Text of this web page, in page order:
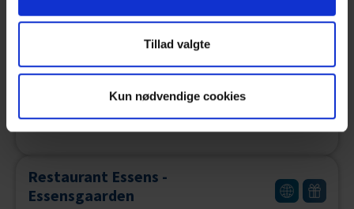
Tillad valgte
Kun nødvendige cookies
Frederikshavn Golfklub/
9900 Frederikshavn
Restaurant Essens -
Essensgaarden